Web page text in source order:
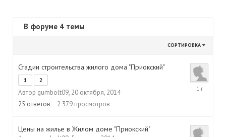
В форуме 4 темы
СОРТИРОВКА
Стадии строительства жилого дома "Приокский"
1 2
Автор gumbolt09, 20 октября, 2014
25 ответов 2 379 просмотров
10
Цены на жилье в Жилом доме "Приокский"